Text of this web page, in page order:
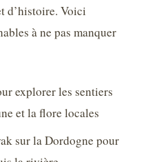
d’histoire. Voici
à ne pas manquer
explorer les sentiers
et la flore locales
sur la Dordogne pour